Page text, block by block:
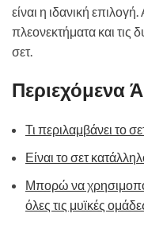
είναι η ιδανική
πλεονεκτήματα και τις
σετ.
Περιεχόμενα
Τι περιλαμβάνει το
Είναι το σετ
Μπορώ να
όλες τις μυϊκές